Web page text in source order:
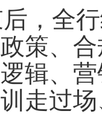
，全
策、
辑、
走过